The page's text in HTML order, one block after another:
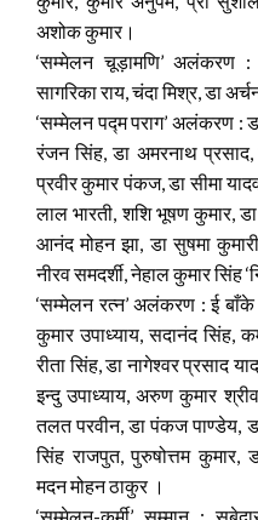
अशोक कुमार।
‘सम्मेलन चूड़ामणि’ अलंकरण :
सागरिका राय, चंदा मिश्र, डा
‘सम्मेलन पद्म पराग’ अलंकरण :
रंजन सिंह, डा अमरनाथ प्रसाद,
प्रवीर कुमार पंकज, डा सीमा
लाल भारती, शशि भूषण कुमार,
आनंद मोहन झा, डा सुषमा
नीरव समदर्शी, नेहाल कुमार सिंह
‘सम्मेलन रत्न’ अलंकरण : ई बाँके
कुमार उपाध्याय, सदानंद सिंह,
रीता सिंह, डा नागेश्वर प्रसाद
इन्दु उपाध्याय, अरुण कुमार
तलत परवीन, डा पंकज पाण्डेय,
सिंह राजपुत, पुरुषोत्तम कुमार,
मदन मोहन ठाकुर ।